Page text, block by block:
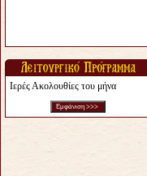
Ιερές Ακολουθίες του μήνα